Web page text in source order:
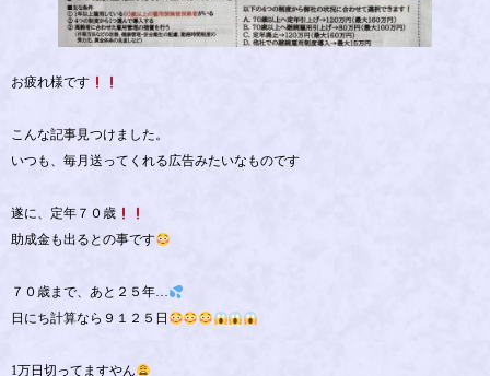
お疲れ様です
こんな記事見つけました。
いつも、毎月送ってくれる広告みたいなものです
遂に、定年７０歳
助成金も出るとの事です
７０歳まで、あと２５年…
日にち計算なら９１２５日
1万日切ってますやん